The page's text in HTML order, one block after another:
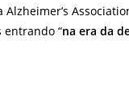
entrando “na era da